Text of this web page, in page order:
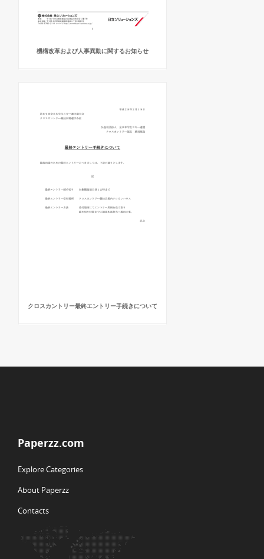
機構改革および人事異動に関するお知らせ
クロスカントリー最終エントリー手続きについて
Paperzz.com
Explore Categories
About Paperzz
Contacts